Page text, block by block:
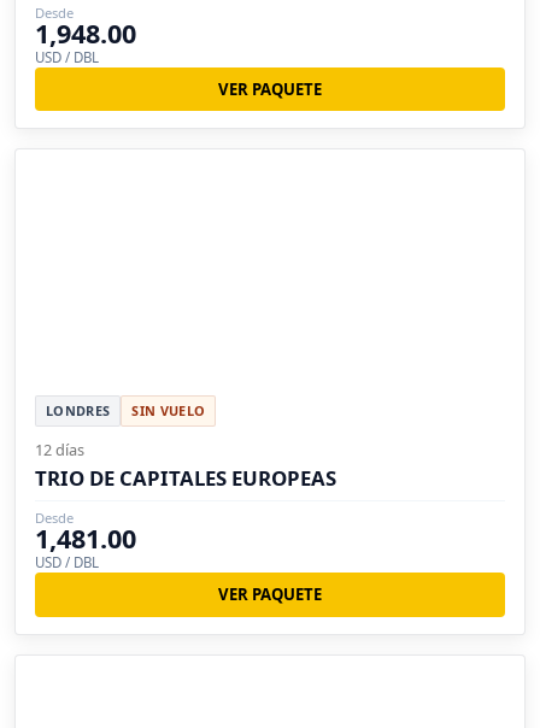
Desde
1,948.00
USD / DBL
VER PAQUETE
LONDRES SIN VUELO
12 días
TRIO DE CAPITALES EUROPEAS
Desde
1,481.00
USD / DBL
VER PAQUETE